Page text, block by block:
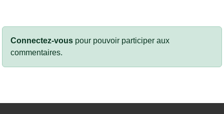
Connectez-vous pour pouvoir participer aux
commentaires.